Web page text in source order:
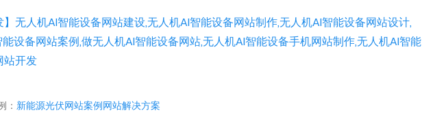
】无人机AI智能设备网站建设,无人机AI智能设备网站制作,无人机AI智能设备网站设计,
设备网站案例,做无人机AI智能设备网站,无人机AI智能设备手机网站制作,无人机AI智能
站开发
： 新能源光伏网站案例网站解决方案